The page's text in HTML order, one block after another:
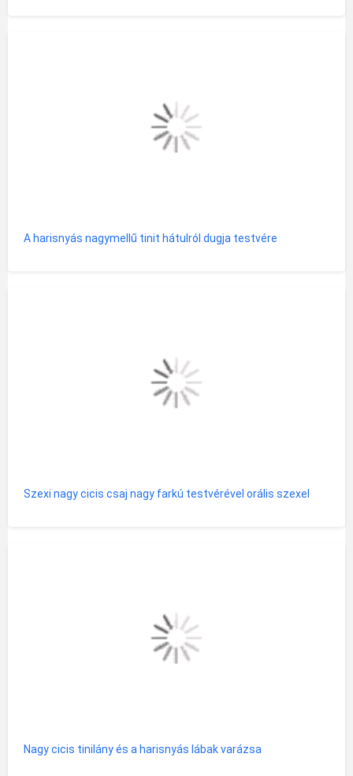
A harisnyás nagymellű tinit hátulról dugja testvére
Szexi nagy cicis csaj nagy farkú testvérével orális szexel
Nagy cicis tinilány és a harisnyás lábak varázsa